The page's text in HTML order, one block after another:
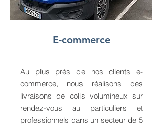
E-commerce
Au plus près de nos clients e-
commerce, nous réalisons des
livraisons de colis volumineux sur
rendez-vous au particuliers et
professionnels dans un secteur de 5